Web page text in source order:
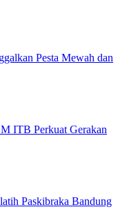
Pesta Mewah dan
ITB Perkuat Gerakan
Paskibraka Bandung